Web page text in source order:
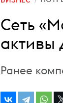
Сеть
активы
Ранее